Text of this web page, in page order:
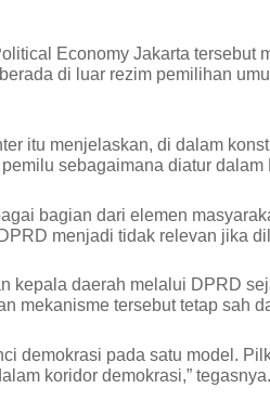
Economy Jakarta tersebut
di luar rezim pemilihan
itu menjelaskan, di dalam
sebagaimana diatur
bagian dari elemen
menjadi tidak relevan jika
kepala daerah melalui DPRD
mekanisme tersebut tetap sah
demokrasi pada satu model.
koridor demokrasi,” tegasnya.